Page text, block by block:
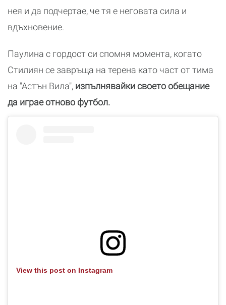
нея и да подчертае, че тя е неговата сила и
вдъхновение.
Паулина с гордост си спомня момента, когато
Стилиян се завръща на терена като част от тима
на "Астън Вила", изпълнявайки своето обещание
да играе отново футбол.
View this post on Instagram